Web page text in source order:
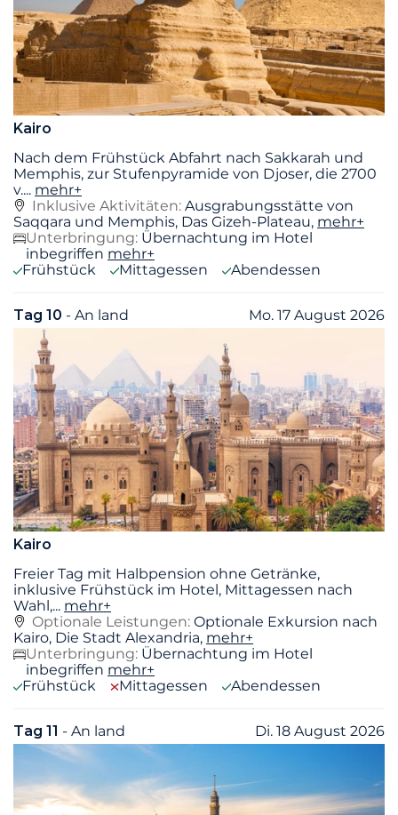
Kairo
Nach dem Frühstück Abfahrt nach Sakkarah und
Memphis, zur Stufenpyramide von Djoser, die 2700
v.... mehr+
Inklusive Aktivitäten: Ausgrabungsstätte von
Saqqara und Memphis, Das Gizeh-Plateau, mehr+
Unterbringung: Übernachtung im Hotel
inbegriffen mehr+
Frühstück
Mittagessen Abendessen
Tag 10 - An land Mo. 17 August 2026
Kairo
Freier Tag mit Halbpension ohne Getränke,
inklusive Frühstück im Hotel, Mittagessen nach
Wahl,... mehr+
Optionale Leistungen: Optionale Exkursion nach
Kairo, Die Stadt Alexandria, mehr+
Unterbringung: Übernachtung im Hotel
inbegriffen mehr+
Frühstück
Mittagessen Abendessen
Tag 11 - An land Di. 18 August 2026